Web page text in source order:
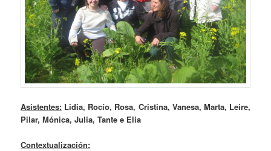
Asistentes: Lidia, Rocío, Rosa, Cristina, Vanesa, Marta, Leire,
Pilar, Mónica, Julia, Tante e Elia
Contextualización: